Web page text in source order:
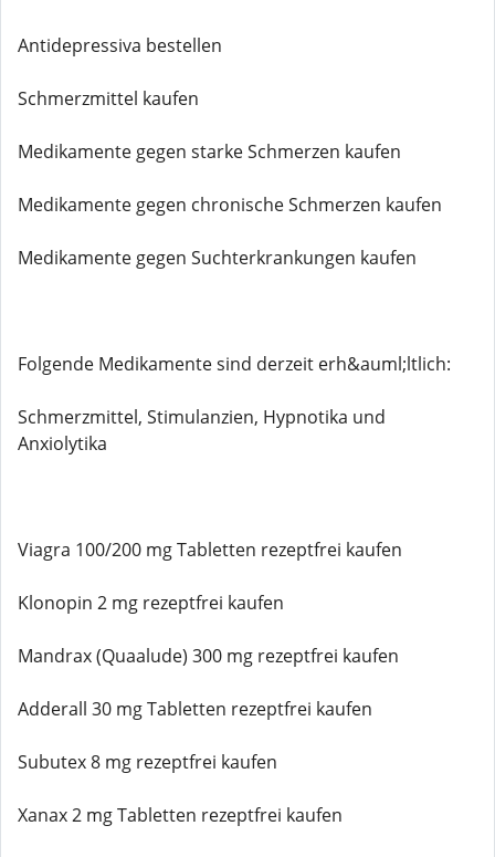
Antidepressiva bestellen
Schmerzmittel kaufen
Medikamente gegen starke Schmerzen kaufen
Medikamente gegen chronische Schmerzen kaufen
Medikamente gegen Suchterkrankungen kaufen
Folgende Medikamente sind derzeit erh&auml;ltlich:
Schmerzmittel, Stimulanzien, Hypnotika und
Anxiolytika
Viagra 100/200 mg Tabletten rezeptfrei kaufen
Klonopin 2 mg rezeptfrei kaufen
Mandrax (Quaalude) 300 mg rezeptfrei kaufen
Adderall 30 mg Tabletten rezeptfrei kaufen
Subutex 8 mg rezeptfrei kaufen
Xanax 2 mg Tabletten rezeptfrei kaufen